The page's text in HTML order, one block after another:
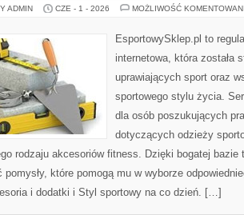
ADMIN CZE - 1 - 2026 MOŻLIWOŚĆ
EsportowySklep.pl to
internetowa, która została
uprawiających sport oraz
sportowego stylu życia.
dla osób poszukujących
dotyczących odzieży
rodzaju akcesoriów fitness. Dzięki bogatej
pomysły, które pomogą mu w wyborze
i dodatki i Styl sportowy na co dzień. […]